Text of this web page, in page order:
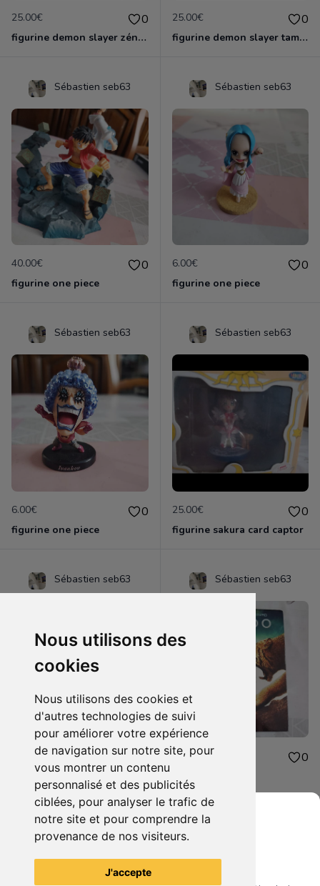
Nous utilisons des
cookies
Nous utilisons des cookies et
d'autres technologies de suivi
pour améliorer votre expérience
de navigation sur notre site, pour
vous montrer un contenu
personnalisé et des publicités
ciblées, pour analyser le trafic de
notre site et pour comprendre la
provenance de nos visiteurs.
J'accepte
25.00€ 0
figurine demon slayer zénith officielle
25.00€ 0
figurine demon slayer tamayo
Sébastien seb63
40.00€ 0
figurine one piece
Sébastien seb63
6.00€ 0
figurine one piece
Sébastien seb63
6.00€ 0
figurine one piece
Sébastien seb63
25.00€ 0
figurine sakura card captor
Sébastien seb63
48.00€ 0
figurine one piece oden
Sébastien seb63
1.00€ 0
Voir tous les articles du vendeur
Grenier du Geek